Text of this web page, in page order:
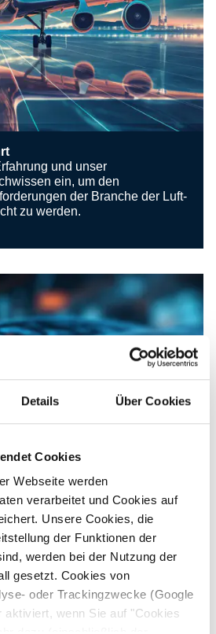
Details Über Cookies
Cookies
Webseite werden
verarbeitet und Cookies auf
Unsere Cookies, die
der Funktionen der
werden bei der Nutzung der
gesetzt. Cookies von
oder Trackingzwecke (Google
aktiviert, wenn Sie auf "Cookies
und unser
ein, um den
der Branche der Luft-
zu werden.
verlassen wir uns auf
Prüftechniken, um innovative